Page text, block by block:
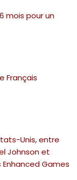
mois pour un
Français
Unis, entre
Johnson et
Games